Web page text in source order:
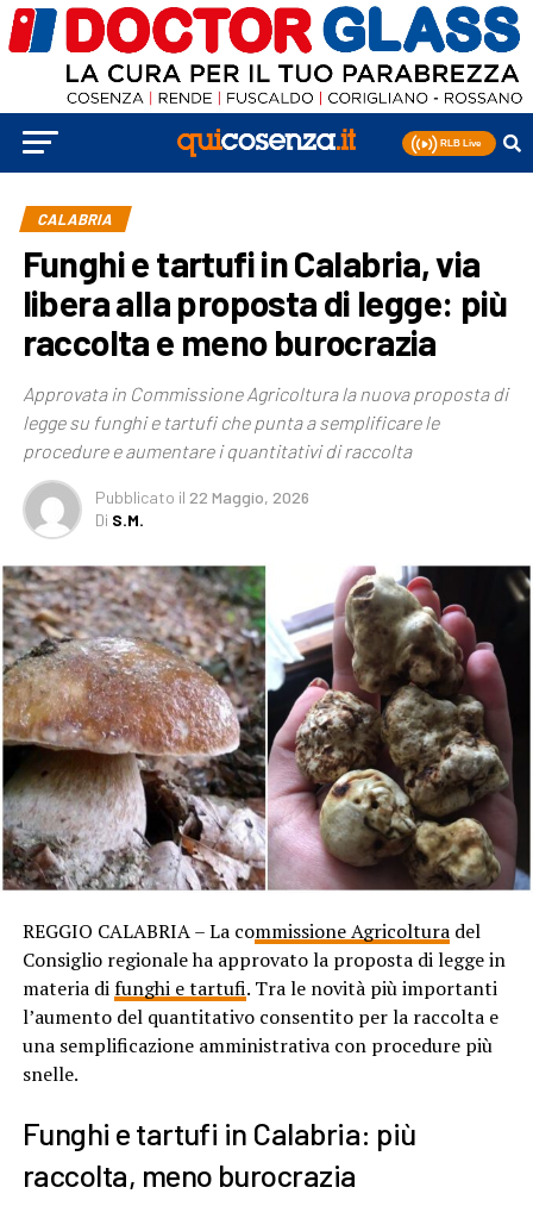
CALABRIA
Funghi e tartufi in Calabria, via
libera alla proposta di legge: più
raccolta e meno burocrazia
Approvata in Commissione Agricoltura la nuova proposta di
legge su funghi e tartufi che punta a semplificare le
procedure e aumentare i quantitativi di raccolta
Pubblicato il 22 Maggio, 2026
Di S.M.
REGGIO CALABRIA – La commissione Agricolturadel
Consiglio regionale ha approvato la proposta di legge in
materia difunghi e tartufi. Tra le novità più importanti
l’aumento del quantitativo consentito per la raccolta e
una semplificazione amministrativa con procedure più
snelle.
Funghi e tartufi in Calabria: più
raccolta, meno burocrazia